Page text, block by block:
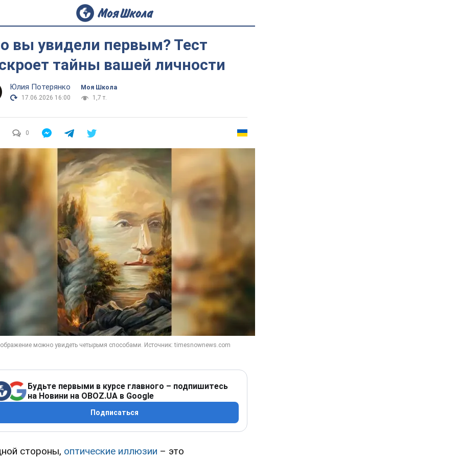
вы увидели первым? Тест
тайны вашей личности
Юлия Потерянко
Моя Школа
17.06.2026 16:00
1,7 т.
0
Будьте первыми в курсе главного – подпишитесь
на Новини на OBOZ.UA в Google
Подписаться
стороны, оптические иллюзии – это